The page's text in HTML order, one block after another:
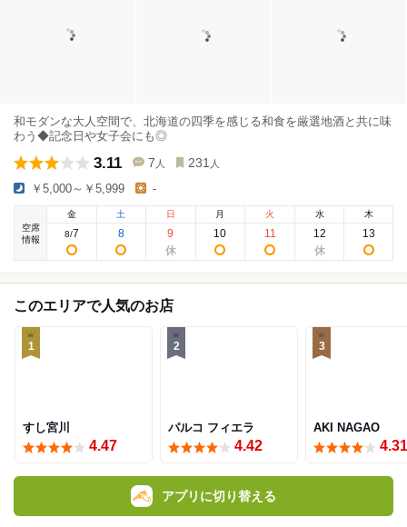
和モダンな大人空間で、北海道の四季を感じる和食を厳選地酒と共に味
わう◆記念日や女子会にも◎
3.11 7 人 231 人
￥5,000～￥5,999 -
空席
情報
金
8/7
土
8
日
9
月
10
火
11
水
12
木
13
このエリアで人気のお店
1
すし宮川
4.47
2
パルコ フィエラ
4.42
3
AKI NAGAO
4.31
アプリに切り替える